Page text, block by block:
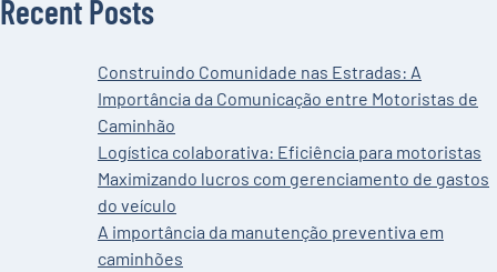
Recent Posts
Construindo Comunidade nas Estradas: A
Importância da Comunicação entre Motoristas de
Caminhão
Logística colaborativa: Eficiência para motoristas
Maximizando lucros com gerenciamento de gastos
do veículo
A importância da manutenção preventiva em
caminhões